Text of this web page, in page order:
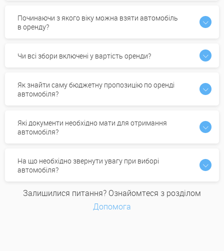
Починаючи з якого віку можна взяти автомобіль
в оренду?
Чи всі збори включені у вартість оренди?
Як знайти саму бюджетну пропозицію по оренді
автомобіля?
Які документи необхідно мати для отримання
автомобіля?
На що необхідно звернути увагу при виборі
автомобіля?
Залишилися питання? Ознайомтеся з розділом
Допомога